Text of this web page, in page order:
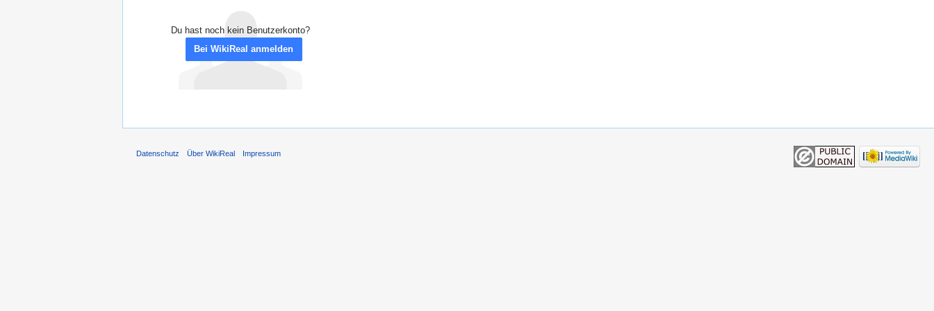
Du hast noch kein Benutzerkonto?
Bei WikiReal anmelden
Datenschutz Über WikiReal Impressum